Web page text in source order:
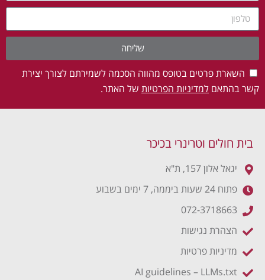
השארת פרטים בטופס מהווה הסכמה לשמירתם לצורך יצירת
קשר בהתאם למדיניות הפרטיות של האתר.
שליחה
בית חולים וטרינרי בכיכר
יגאל אלון 157, ת"א
פתוח 24 שעות ביממה, 7 ימים בשבוע
072-3718663
הצהרת נגישות
מדיניות פרטיות
AI guidelines – LLMs.txt